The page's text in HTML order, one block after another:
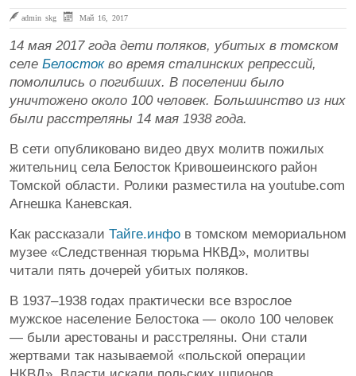
admin skg Май 16, 2017
14 мая 2017 года дети поляков, убитых в томском
селе Белостокво время сталинских репрессий,
помолились о погибших. В поселении было
уничтожено около 100 человек. Большинство из них
были расстреляны 14 мая 1938 года.
В сети опубликовано видео двух молитв пожилых
жительниц села Белосток Кривошеинского район
Томской области. Ролики разместила на youtube.com
Агнешка Каневская.
Как рассказали Тайге.инфо в томском мемориальном
музее «Следственная тюрьма НКВД», молитвы
читали пять дочерей убитых поляков.
В 1937–1938 годах практически все взрослое
мужское население Белостока — около 100 человек
— были арестованы и расстреляны. Они стали
жертвами так называемой «польской операции